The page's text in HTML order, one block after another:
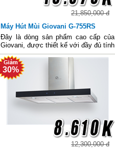
21,850,000 đ
Máy Hút Mùi Giovani G-755RS
Đây là dòng sản phẩm cao cấp của
Giovani, được thiết kế với đầy đủ tính
năng của một chiếc máy hút mùi hiện
đại nhất hiện nay. Sản phẩm được
bảo hành 2 năm tại các đại lý của
chúng tôi
30%
12,300,000 đ